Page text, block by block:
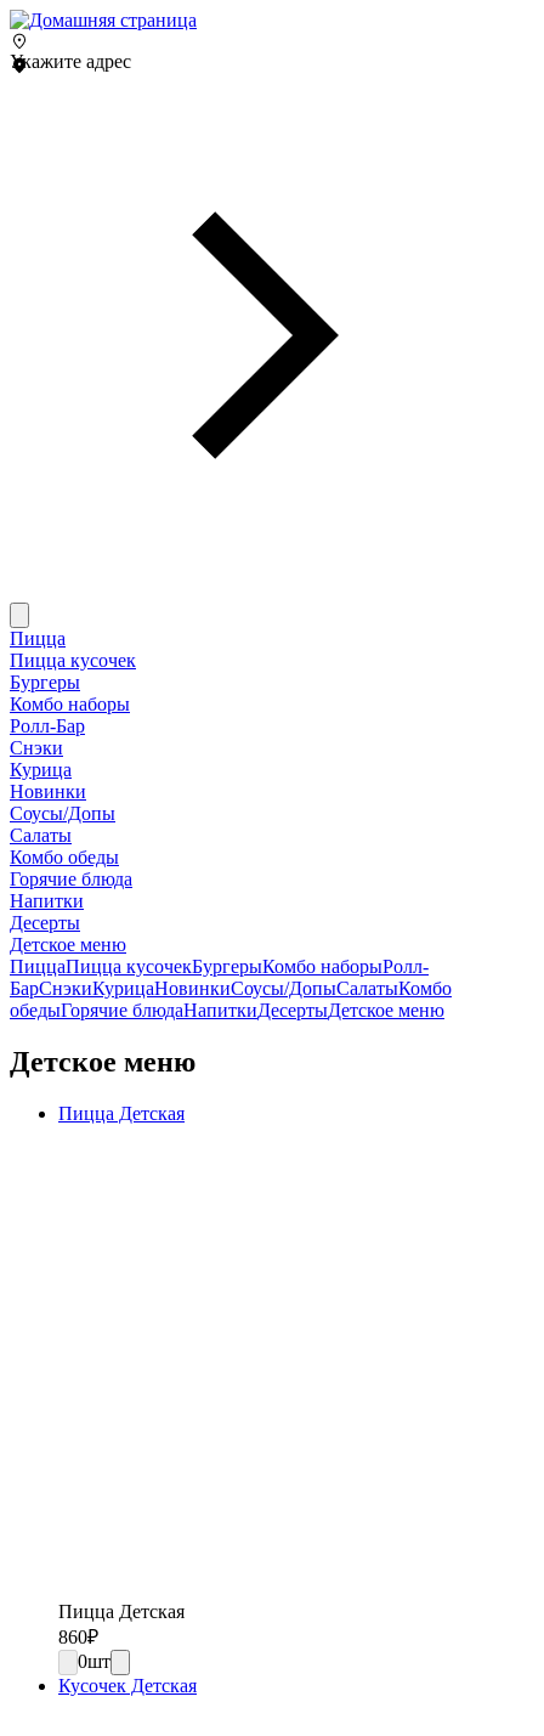
Укажите адрес
Пицца
Пицца кусочек
Бургеры
Комбо наборы
Ролл-Бар
Снэки
Курица
Новинки
Соусы/Допы
Салаты
Комбо обеды
Горячие блюда
Напитки
Десерты
Детское меню
ПиццаПицца кусочекБургерыКомбо наборыРолл-
БарСнэкиКурицаНовинкиСоусы/ДопыСалатыКомбо
обедыГорячие блюдаНапиткиДесертыДетское меню
Детское меню
Пицца Детская
Пицца Детская
860₽
0шт
Кусочек Детская